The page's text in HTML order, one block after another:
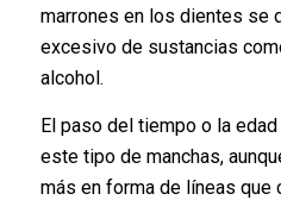
marrones en los dientes se
excesivo de sustancias
alcohol.
El paso del tiempo o la
este tipo de manchas,
más en forma de líneas que